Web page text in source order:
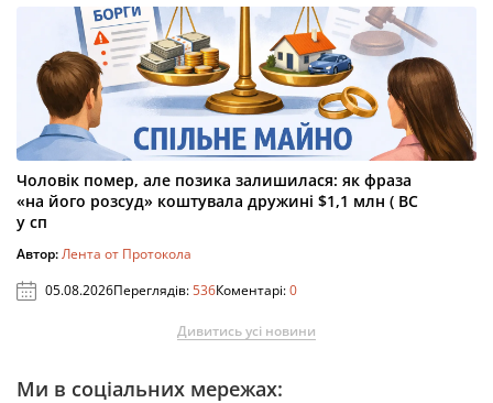
Чоловік помер, але позика залишилася: як фраза
«на його розсуд» коштувала дружині $1,1 млн ( ВС
у сп
Автор:Лента от Протокола
05.08.2026Переглядів:536Коментарі:0
Дивитись усі новини
Ми в соціальних мережах: